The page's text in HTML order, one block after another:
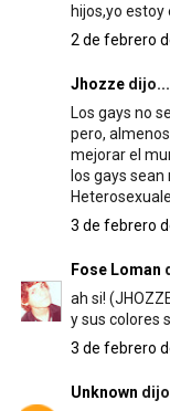
hijos,yo estoy
2 de febrero
Jhozzedijo...
Los gays no
pero,
mejorar el
los gays
3 de febrero
Fose Loman
ah si!
y sus colores
3 de febrero
Unknown